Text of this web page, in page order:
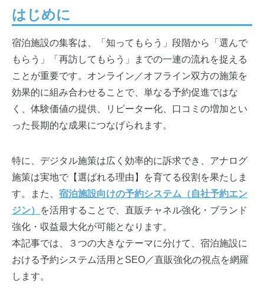
はじめに
宿泊施設の集客は、「知ってもらう」段階から「選んで
もらう」「再訪してもらう」までの一連の流れを捉える
ことが重要です。オンライン／オフライン双方の施策を
効果的に組み合わせることで、単なる予約促進ではな
く、体験価値の提供、リピーター化、口コミの増加とい
った長期的な成果につなげられます。
特に、デジタル施策は広く効率的に訴求でき、アナログ
施策は実地で【選ばれる理由】を育てる役割を果たしま
す。また、 宿泊施設向けの予約システム（自社予約エン
ジン）
を活用することで、直販チャネル強化・ブランド
強化・収益最大化が可能となります。
本記事では、３つの大きなテーマに分けて、宿泊施設に
おける予約システム活用とSEO／直販強化の視点を網羅
します。